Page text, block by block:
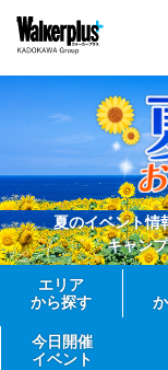
夏のイベント情
キャン
エリア
から探す
今日開催
イベント